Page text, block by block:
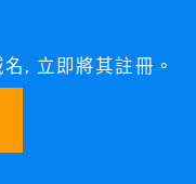
, 立即將其註冊。